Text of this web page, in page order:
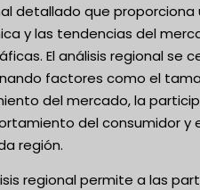
detallado que
y las tendencias del
El análisis regional se
factores como el
del mercado, la
del consumidor
región.
regional permite a las